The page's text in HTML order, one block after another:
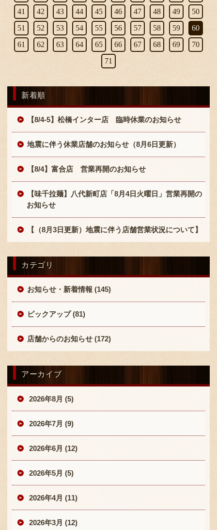
41
42 43 44 45 46 47 48 49
50
51
52 53 54 55 56 57 58 59
60
61
62 63 64 65 66 67 68 69
70
71
新着順
【8/4-5】松橋インター店 臨時休業のお知らせ
地震に伴う休業店舗のお知らせ（8月6日更新）
【8/4】富合店 営業再開のお知らせ
【味千拉麺】八代新町店「8月4日火曜日」営業再開の
お知らせ
【（8月3日更新）地震に伴う店舗営業状況について】
カテゴリ
お知らせ・新着情報 (145)
ピックアップ (81)
店舗からのお知らせ (172)
アーカイブ
2026年8月 (5)
2026年7月 (9)
2026年6月 (12)
2026年5月 (5)
2026年4月 (11)
2026年3月 (12)